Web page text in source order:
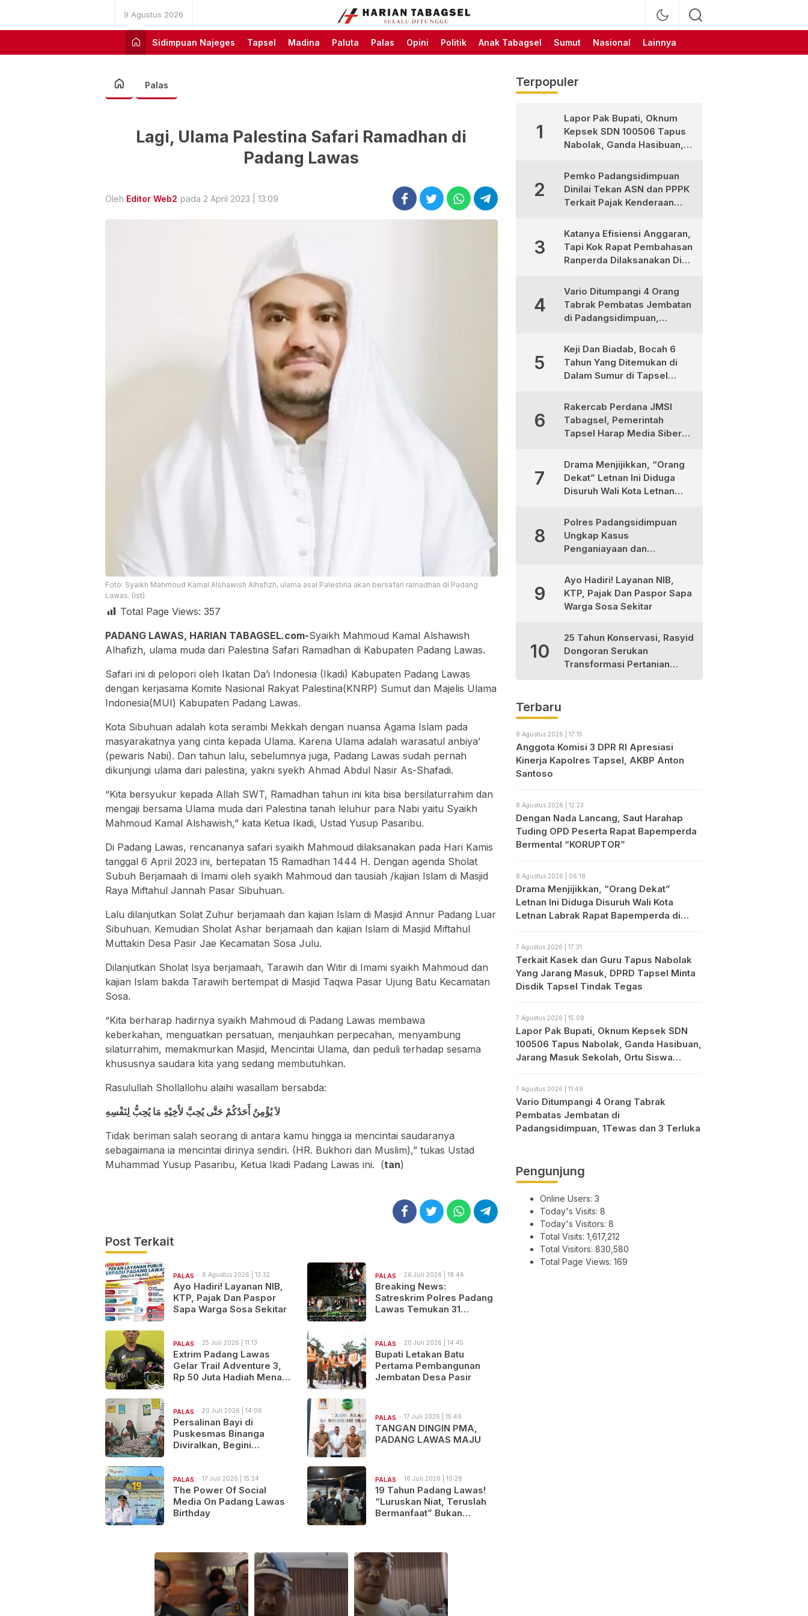
9 Agustus 2026
Harian Tabagsel
Harian Tabagsel Official
Website
Sidimpuan Najeges
Tapsel Madina Paluta Palas Opini Politik Anak Tabagsel Sumut Nasional Lainnya
Palas
Lagi, Ulama Palestina Safari Ramadhan di
Padang Lawas
Oleh Editor Web2 pada 2 April 2023 | 13:09
Foto: Syaikh Mahmoud Kamal Alshawish Alhafizh, ulama asal Palestina akan bersafari ramadhan di Padang
Lawas. (Ist)
Total Page Views: 357
PADANG LAWAS, HARIAN TABAGSEL.com-Syaikh Mahmoud Kamal Alshawish
Alhafizh, ulama muda dari Palestina Safari Ramadhan di Kabupaten Padang Lawas.
Safari ini di pelopori oleh Ikatan Da’i Indonesia (Ikadi) Kabupaten Padang Lawas
dengan kerjasama Komite Nasional Rakyat Palestina(KNRP) Sumut dan Majelis Ulama
Indonesia(MUI) Kabupaten Padang Lawas.
Kota Sibuhuan adalah kota serambi Mekkah dengan nuansa Agama Islam pada
masyarakatnya yang cinta kepada Ulama. Karena Ulama adalah warasatul anbiya’
(pewaris Nabi). Dan tahun lalu, sebelumnya juga, Padang Lawas sudah pernah
dikunjungi ulama dari palestina, yakni syekh Ahmad Abdul Nasir As-Shafadi.
“Kita bersyukur kepada Allah SWT, Ramadhan tahun ini kita bisa bersilaturrahim dan
mengaji bersama Ulama muda dari Palestina tanah leluhur para Nabi yaitu Syaikh
Mahmoud Kamal Alshawish,” kata Ketua Ikadi, Ustad Yusup Pasaribu.
Di Padang Lawas, rencananya safari syaikh Mahmoud dilaksanakan pada Hari Kamis
tanggal 6 April 2023 ini, bertepatan 15 Ramadhan 1444 H. Dengan agenda Sholat
Subuh Berjamaah di Imami oleh syaikh Mahmoud dan tausiah /kajian Islam di Masjid
Raya Miftahul Jannah Pasar Sibuhuan.
Lalu dilanjutkan Solat Zuhur berjamaah dan kajian Islam di Masjid Annur Padang Luar
Sibuhuan. Kemudian Sholat Ashar berjamaah dan kajian Islam di Masjid Miftahul
Muttakin Desa Pasir Jae Kecamatan Sosa Julu.
Dilanjutkan Sholat Isya berjamaah, Tarawih dan Witir di Imami syaikh Mahmoud dan
kajian Islam bakda Tarawih bertempat di Masjid Taqwa Pasar Ujung Batu Kecamatan
Sosa.
“Kita berharap hadirnya syaikh Mahmoud di Padang Lawas membawa
keberkahan, menguatkan persatuan, menjauhkan perpecahan, menyambung
silaturrahim, memakmurkan Masjid, Mencintai Ulama, dan peduli terhadap sesama
khususnya saudara kita yang sedang membutuhkan.
Rasulullah Shollallohu alaihi wasallam bersabda:
لاَ يُؤْمِنُ أَحَدُكُمْ حَتَّى يُحِبَّ لأَخِيْهِ مَا يُحِبُّ لِنَفْسِهِ
Tidak beriman salah seorang di antara kamu hingga ia mencintai saudaranya
sebagaimana ia mencintai dirinya sendiri. (HR. Bukhori dan Muslim),” tukas Ustad
Muhammad Yusup Pasaribu, Ketua Ikadi Padang Lawas ini. (tan)
Post Terkait
PALAS 6 Agustus 2026 | 13:32
Ayo Hadiri! Layanan NIB,
KTP, Pajak Dan Paspor
Sapa Warga Sosa Sekitar
PALAS 26 Juli 2026 | 18:46
Breaking News:
Satreskrim Polres Padang
Lawas Temukan 31
PALAS 25 Juli 2026 | 11:13
Extrim Padang Lawas
Gelar Trail Adventure 3,
Rp 50 Juta Hadiah Menanti
Hobi!
PALAS 20 Juli 2026 | 14:45
Bupati Letakan Batu
Pertama Pembangunan
Jembatan Desa Pasir
PALAS 20 Juli 2026 | 14:06
Persalinan Bayi di
Puskesmas Binanga
Diviralkan, Begini
PALAS 17 Juli 2026 | 15:49
TANGAN DINGIN PMA,
PADANG LAWAS MAJU
PALAS 17 Juli 2026 | 15:24
The Power Of Social
Media On Padang Lawas
Birthday
PALAS 16 Juli 2026 | 10:28
19 Tahun Padang Lawas!
“Luruskan Niat, Teruslah
Bermanfaat” Bukan
Terpopuler
1
Lapor Pak Bupati, Oknum
Kepsek SDN 100506 Tapus
Nabolak, Ganda Hasibuan,
Siswa Protes
2
Pemko Padangsidimpuan
Dinilai Tekan ASN dan PPPK
Terkait Pajak Kenderaan
3
Katanya Efisiensi Anggaran,
Tapi Kok Rapat Pembahasan
Ranperda Dilaksanakan Di
4
Vario Ditumpangi 4 Orang
Tabrak Pembatas Jembatan
di Padangsidimpuan,
5
Keji Dan Biadab, Bocah 6
Tahun Yang Ditemukan di
Dalam Sumur di Tapsel
Pembunuhan, Pelaku
Berhasil di Bekuk Polisi
6
Rakercab Perdana JMSI
Tabagsel, Pemerintah
Tapsel Harap Media Siber
Pembangunan
7
Drama Menjijikkan, “Orang
Dekat” Letnan Ini Diduga
Disuruh Wali Kota Letnan
di Medan
8
Polres Padangsidimpuan
Ungkap Kasus
Penganiayaan dan
Diamankan
9
Ayo Hadiri! Layanan NIB,
KTP, Pajak Dan Paspor Sapa
Warga Sosa Sekitar
10
25 Tahun Konservasi, Rasyid
Dongoran Serukan
Transformasi Pertanian
Terbaru
8 Agustus 2026 | 17:15
Anggota Komisi 3 DPR RI Apresiasi
Kinerja Kapolres Tapsel, AKBP Anton
Santoso
8 Agustus 2026 | 12:23
Dengan Nada Lancang, Saut Harahap
Tuding OPD Peserta Rapat Bapemperda
Bermental “KORUPTOR”
8 Agustus 2026 | 06:18
Drama Menjijikkan, “Orang Dekat”
Letnan Ini Diduga Disuruh Wali Kota
Letnan Labrak Rapat Bapemperda di
7 Agustus 2026 | 17:31
Terkait Kasek dan Guru Tapus Nabolak
Yang Jarang Masuk, DPRD Tapsel Minta
Disdik Tapsel Tindak Tegas
7 Agustus 2026 | 15:08
Lapor Pak Bupati, Oknum Kepsek SDN
100506 Tapus Nabolak, Ganda Hasibuan,
Jarang Masuk Sekolah, Ortu Siswa
7 Agustus 2026 | 11:49
Vario Ditumpangi 4 Orang Tabrak
Pembatas Jembatan di
Padangsidimpuan, 1Tewas dan 3 Terluka
Pengunjung
Online Users: 3
Today's Visits: 8
Today's Visitors: 8
Total Visits: 1,617,212
Total Visitors: 830,580
Total Page Views: 169